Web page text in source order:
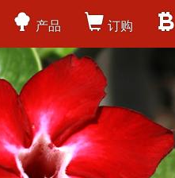
产品 订购